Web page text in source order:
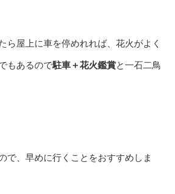
ら屋上に車を停めれれば、花火がよく
もあるので駐車＋花火鑑賞と一石二鳥
で、早めに行くことをおすすめしま